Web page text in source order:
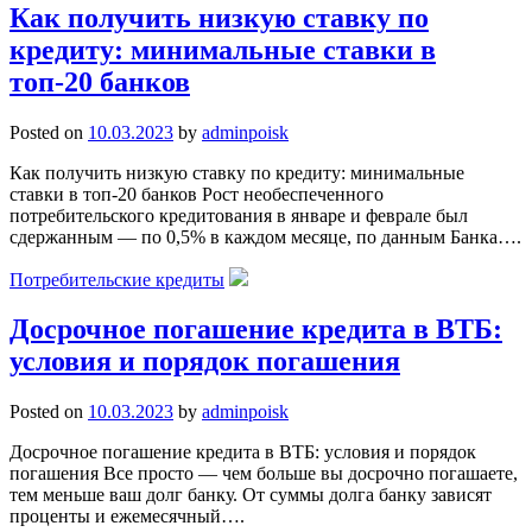
Как получить низкую ставку по
кредиту: минимальные ставки в
топ-20 банков
Posted on 10.03.2023 by adminpoisk
Как получить низкую ставку по кредиту: минимальные
ставки в топ-20 банков Рост необеспеченного
потребительского кредитования в январе и феврале был
сдержанным — по 0,5% в каждом месяце, по данным Банка….
Потребительские кредиты
Досрочное погашение кредита в ВТБ:
условия и порядок погашения
Posted on 10.03.2023 by adminpoisk
Досрочное погашение кредита в ВТБ: условия и порядок
погашения Все просто — чем больше вы досрочно погашаете,
тем меньше ваш долг банку. От суммы долга банку зависят
проценты и ежемесячный….